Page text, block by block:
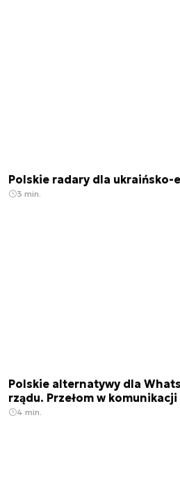
Polskie radary dla ukraińsko-
3 min.
Polskie alternatywy dla
rządu. Przełom w komunikacji
4 min.